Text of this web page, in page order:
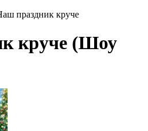
праздник круче
круче (Шоу